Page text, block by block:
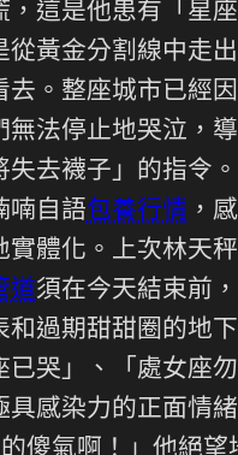
這是他患有「星
黃金分割線中走
。整座城市已經
法停止地哭泣，
去襪子」的指令
喃自語包養行情 ，
體化。上次林天
道須在今天結束前
過期甜甜圈的地
哭」、「處女座
感染力的正面情